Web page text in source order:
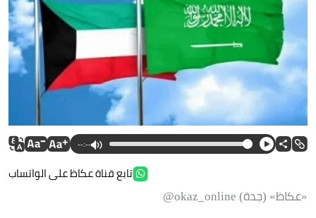
--:--
تابع قناة عكاظ على الواتساب
«عكاظ» (جدة) okaz_online@